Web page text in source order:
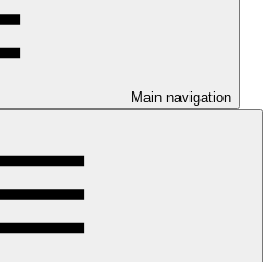
Main navigation